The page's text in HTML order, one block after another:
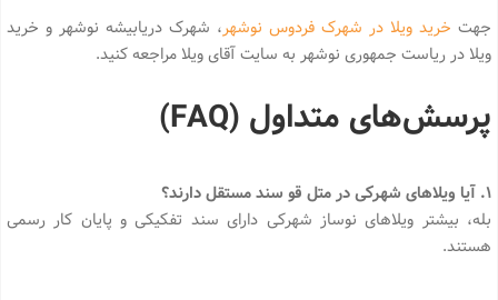
جهت خرید ویلا در شهرک فردوس نوشهر، شهرک دریابیشه نوشهر و خرید
ویلا در ریاست جمهوری نوشهر به سایت آقای ویلا مراجعه کنید.
پرسش‌های متداول (FAQ)
1. آیا ویلاهای شهرکی در متل قو سند مستقل دارند؟
بله، بیشتر ویلاهای نوساز شهرکی دارای سند تفکیکی و پایان کار رسمی
هستند.